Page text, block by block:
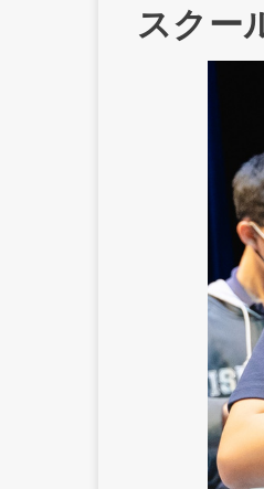
スクー